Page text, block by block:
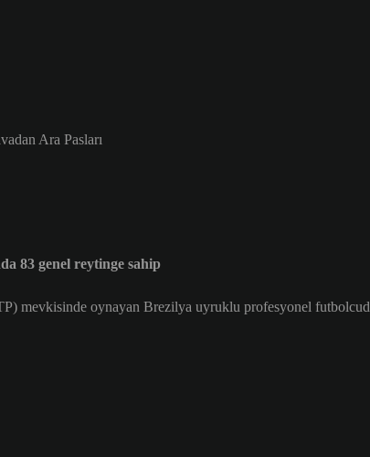
Ara Pasları
83 genel reytinge sahip
mevkisinde oynayan Brezilya uyruklu profesyonel